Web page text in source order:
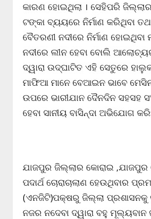
କାରଣ ହୋଇଥିଲା । ସେହିପରି
ଟଙ୍କା ବ୍ୟୟରେ ନିର୍ମାଣ କରିଥିବା
ବୈତରଣୀ ନଦୀରେ ନିର୍ମାଣ
ନଦୀରେ ଲୀନ ହେବା ବୋଲି
ଦ୍ୱାରା ଉଦ୍‌ଘାଟିତ ଏହି ସେତୁରେ
ମାଫିଆ ମାନେ ବେଆଇନ ଭାବେ
ଉପରେ ଭାରୀଯାନ ଦୈନଦିନ ସହସହ
ହେବା ସାନୀୟ ବାସିନ୍ଦା ଅଭିଯୋଗ
ଯାଜପୁର ଜିଲ୍ଲାର କୋରାଇ
ପଦାର୍ଥ ଚୋରାଚାଲାଣ ହେଉଥିବାର
(ଏନଜିଟି)ପକ୍ଷରୁ ଜିଲ୍ଲା ପ୍ରଶାସନକୁ
ନଜର ନଦେବା ଦ୍ୱାରା ବହୁ